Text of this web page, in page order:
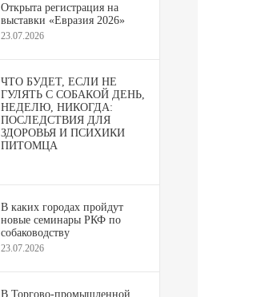
Открыта регистрация на
выставки «Евразия 2026»
23.07.2026
ЧТО БУДЕТ, ЕСЛИ НЕ
ГУЛЯТЬ С СОБАКОЙ ДЕНЬ,
НЕДЕЛЮ, НИКОГДА:
ПОСЛЕДСТВИЯ ДЛЯ
ЗДОРОВЬЯ И ПСИХИКИ
ПИТОМЦА
В каких городах пройдут
новые семинары РКФ по
собаководству
23.07.2026
В Торгово-промышленной